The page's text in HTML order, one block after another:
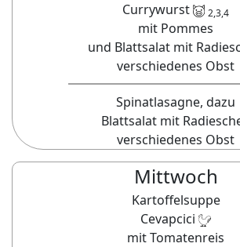
Currywurst 2,3,4
mit Pommes
und Blattsalat mit
verschiedenes Obst
Spinatlasagne, dazu
Blattsalat mit
verschiedenes Obst
Mittwoch
Kartoffelsuppe
Cevapcici
mit Tomatenreis